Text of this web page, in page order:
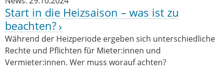
Start in die Heizsaison – was ist zu
beachten?
Während der Heizperiode ergeben sich unterschiedliche
Rechte und Pflichten für Mieter:innen und
Vermieter:innen. Wer muss worauf achten?